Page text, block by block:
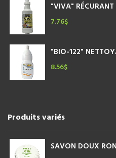
"VIVA" RÉCURANT
7.76$
"BIO-122"
8.56$
Produits variés
SAVON DOUX